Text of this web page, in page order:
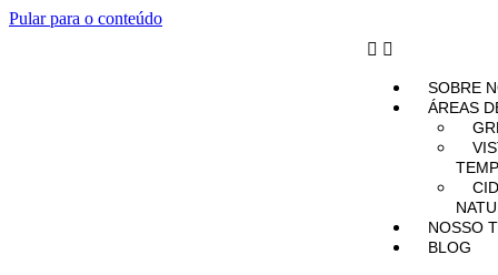
Pular para o conteúdo
SOBRE
ÁREAS
NOSSO
BLOG